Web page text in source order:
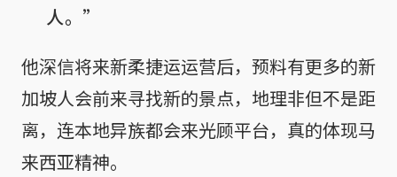
人。”
他深信将来新柔捷运运营后，预料有更多的新
加坡人会前来寻找新的景点，地理非但不是距
离，连本地异族都会来光顾平台，真的体现马
来西亚精神。